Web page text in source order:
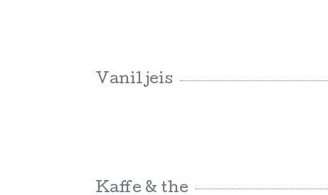
Vaniljeis
Kaffe & the